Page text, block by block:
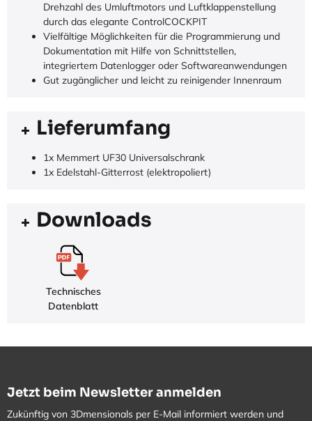
Drehzahl des Umluftmotors und Luftklappenstellung
durch das elegante ControlCOCKPIT
Vielfältige Möglichkeiten für die Programmierung und
Dokumentation mit Hilfe von Schnittstellen,
integriertem Datenlogger oder Softwareanwendungen
Gut zugänglicher und leicht zu reinigender Innenraum
Lieferumfang
1x Memmert UF30 Universalschrank
1x Edelstahl-Gitterrost (elektropoliert)
Downloads
Technisches
Datenblatt
Jetzt beim Newsletter anmelden
Zukünftig von 3Dmensionals per E-Mail informiert werden und